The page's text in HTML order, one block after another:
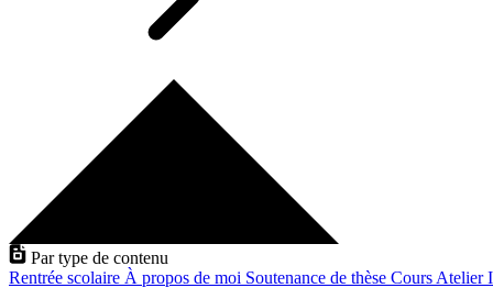
Par type de contenu
Rentrée scolaire À propos de moi Soutenance de thèse Cours Atelier